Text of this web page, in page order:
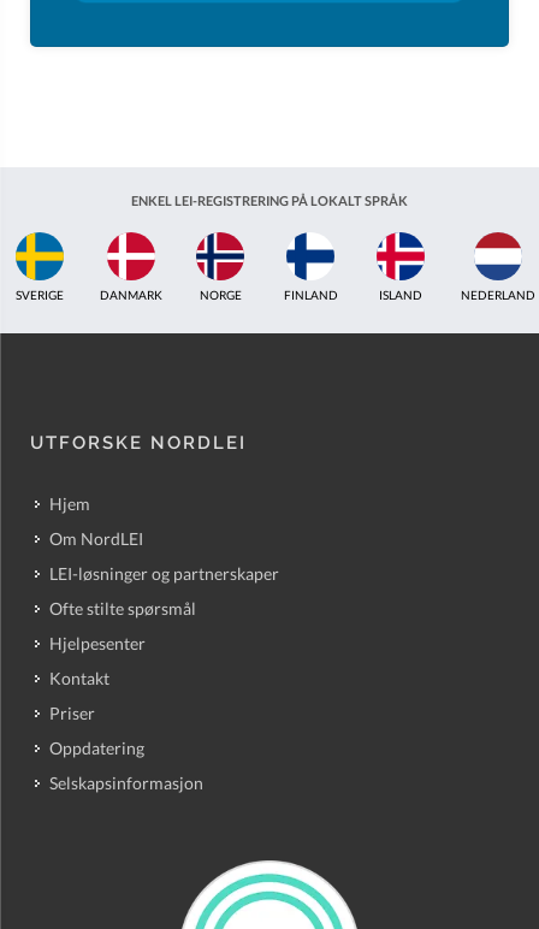
ENKEL LEI-REGISTRERING PÅ LOKALT SPRÅK
ISLAND NEDERLAND STORBRITANNIA INDIA ESTLAND AUSTRALIA
UTFORSKE NORDLEI
Hjem
Om NordLEI
LEI-løsninger og partnerskaper
Ofte stilte spørsmål
Hjelpesenter
Kontakt
Priser
Oppdatering
Selskapsinformasjon